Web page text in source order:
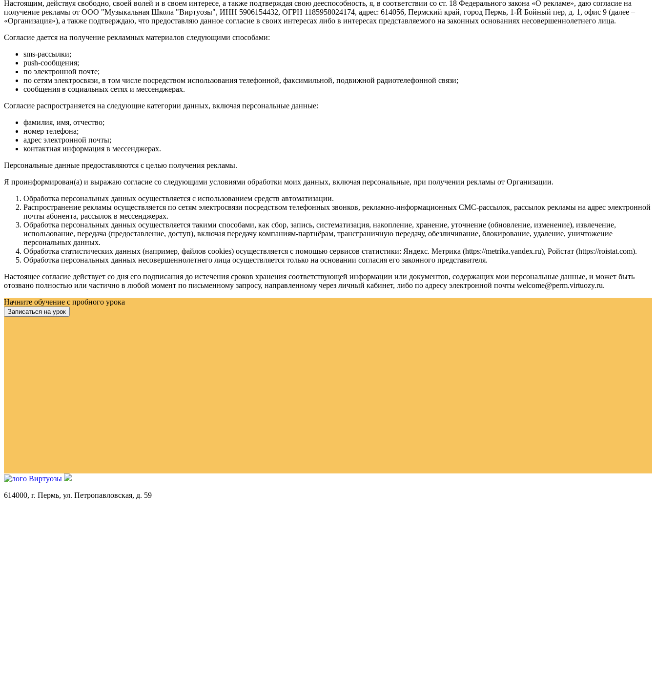
Настоящим, действуя свободно, своей волей и в своем интересе, а также подтверждая свою дееспособность, я, в соответствии со ст. 18 Федерального закона «О рекламе», даю согласие на
получение рекламы от ООО "Музыкальная Школа "Виртуозы", ИНН 5906154432, ОГРН 1185958024174, адрес: 614056, Пермский край, город Пермь, 1-Й Бойный пер, д. 1, офис 9 (далее –
«Организация»), а также подтверждаю, что предоставляю данное согласие в своих интересах либо в интересах представляемого на законных основаниях несовершеннолетнего лица.
Согласие дается на получение рекламных материалов следующими способами:
sms-рассылки;
push-сообщения;
по электронной почте;
по сетям электросвязи, в том числе посредством использования телефонной, факсимильной, подвижной радиотелефонной связи;
сообщения в социальных сетях и мессенджерах.
Согласие распространяется на следующие категории данных, включая персональные данные:
фамилия, имя, отчество;
номер телефона;
адрес электронной почты;
контактная информация в мессенджерах.
Персональные данные предоставляются с целью получения рекламы.
Я проинформирован(а) и выражаю согласие со следующими условиями обработки моих данных, включая персональные, при получении рекламы от Организации.
Обработка персональных данных осуществляется с использованием средств автоматизации.
Распространение рекламы осуществляется по сетям электросвязи посредством телефонных звонков, рекламно-информационных СМС-рассылок, рассылок рекламы на адрес электронной
почты абонента, рассылок в мессенджерах.
Обработка персональных данных осуществляется такими способами, как сбор, запись, систематизация, накопление, хранение, уточнение (обновление, изменение), извлечение,
использование, передача (предоставление, доступ), включая передачу компаниям-партнёрам, трансграничную передачу, обезличивание, блокирование, удаление, уничтожение
персональных данных.
Обработка статистических данных (например, файлов cookies) осуществляется с помощью сервисов статистики: Яндекс. Метрика (https://metrika.yandex.ru), Ройстат (https://roistat.com).
Обработка персональных данных несовершеннолетнего лица осуществляется только на основании согласия его законного представителя.
Настоящее согласие действует со дня его подписания до истечения сроков хранения соответствующей информации или документов, содержащих мои персональные данные, и может быть
отозвано полностью или частично в любой момент по письменному запросу, направленному через личный кабинет, либо по адресу электронной почты welcome@perm.virtuozy.ru.
Начните обучение с пробного урока
Записаться на урок
614000, г. Пермь, ул. Петропавловская, д. 59